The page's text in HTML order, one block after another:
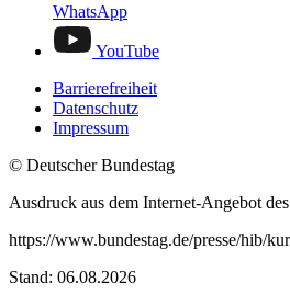
WhatsApp
YouTube
Barrierefreiheit
Datenschutz
Impressum
© Deutscher Bundestag
Ausdruck aus dem Internet-Angebot
https://www.bundestag.de/presse/hib/
Stand: 06.08.2026